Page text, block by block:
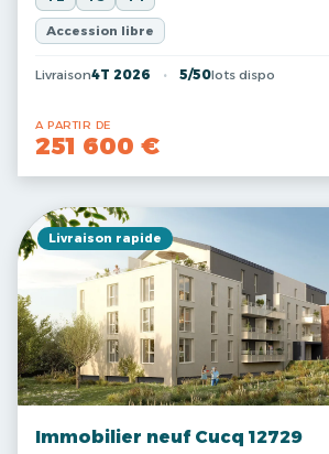
Accession libre
Livraison4T 2026 5/50lots dispo
A PARTIR DE
251 600 €
Livraison rapide
Immobilier neuf Cucq 12729